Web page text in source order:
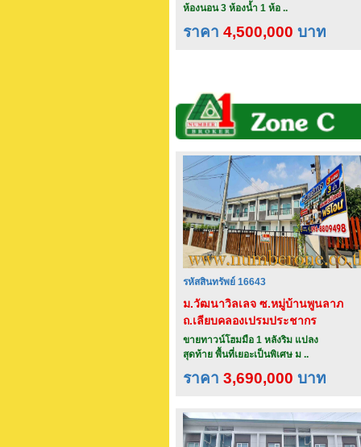
ห้องนอน 3 ห้องน้ำ 1 ห้อ ..
ราคา 4,500,000 บาท
รหัสสินทรัพย์ 16643
ม.วัฒนาวิลเลจ ซ.หมู่บ้านพูนลาภ
ถ.เลียบคลองเปรมประชากร
จ.ปทุมธานี
ขายทาวน์โฮมมือ 1 หลังริม แปลง
สุดท้าย พื้นที่เยอะเป็นพิเศษ ม ..
ราคา 3,690,000 บาท